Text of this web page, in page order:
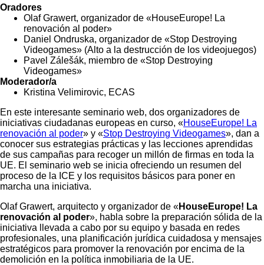
Oradores
Olaf Grawert, organizador de «HouseEurope! La
renovación al poder»
Daniel Ondruska, organizador de «Stop Destroying
Videogames» (Alto a la destrucción de los videojuegos)
Pavel Zálešák, miembro de «Stop Destroying
Videogames»
Moderador/a
Kristina Velimirovic, ECAS
En este interesante seminario web, dos organizadores de
iniciativas ciudadanas europeas en curso, «HouseEurope! La
renovación al poder» y «Stop Destroying Videogames», dan a
conocer sus estrategias prácticas y las lecciones aprendidas
de sus campañas para recoger un millón de firmas en toda la
UE. El seminario web se inicia ofreciendo un resumen del
proceso de la ICE y los requisitos básicos para poner en
marcha una iniciativa.
Olaf Grawert, arquitecto y organizador de «HouseEurope! La
renovación al poder», habla sobre la preparación sólida de la
iniciativa llevada a cabo por su equipo y basada en redes
profesionales, una planificación jurídica cuidadosa y mensajes
estratégicos para promover la renovación por encima de la
demolición en la política inmobiliaria de la UE.